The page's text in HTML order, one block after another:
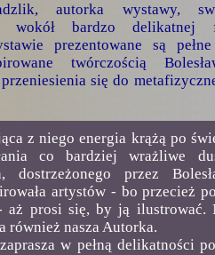
autorka wystawy,
wokół bardzo delikatnej
prezentowane są
twórczością
się do
z niego energia krążą po
co bardziej wrażliwe
dostrzeżonego przez
artystów - bo przecież
prosi się, by ją ilustrować.
również nasza Autorka.
w pełną delikatności